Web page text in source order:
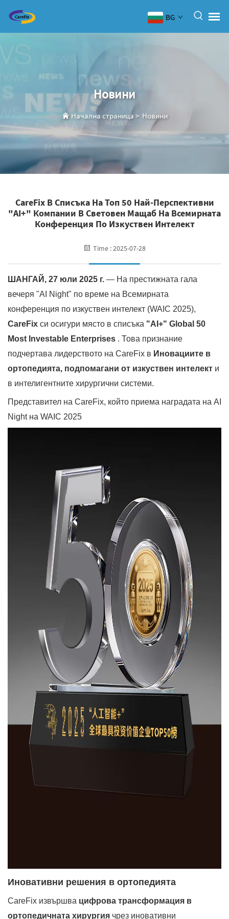
BG
Новини
Начална страница > Новини
CareFix В Списъка На Топ 50 Най-Перспективни
"AI+" Компании В Световен Мащаб На Всемирната
Конференция По Изкуствен Интелект
Time : 2025-07-28
ШАНГАЙ, 27 юли 2025 г. — На престижната гала
вечеря "AI Night" по време на Всемирната
конференция по изкуствен интелект (WAIC 2025),
CareFix си осигури място в списъка "AI+" Global 50
Most Investable Enterprises . Това признание
подчертава лидерството на CareFix в Иновациите в
ортопедията, подпомагани от изкуствен интелект и
в интелигентните хирургични системи.
Представител на CareFix, който приема наградата на AI
Night на WAIC 2025
Иновативни решения в ортопедията
CareFix извършва цифрова трансформация в
ортопедичната хирургия чрез иновативни